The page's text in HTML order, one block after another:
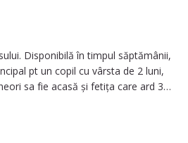
Disponibilă în timpul săptămânii,
pt un copil cu vârsta de 2 luni,
sa fie acasă și fetița care ard 3
uneori va trebui și adormit